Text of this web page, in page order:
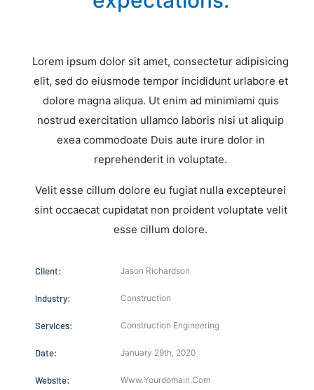
Lorem ipsum dolor sit amet, consectetur adipisicing
elit, sed do eiusmode tempor incididunt urlabore et
dolore magna aliqua. Ut enim ad minimiami quis
nostrud exercitation ullamco laboris nisi ut aliquip
exea commodoate Duis aute irure dolor in
reprehenderit in voluptate.
Velit esse cillum dolore eu fugiat nulla excepteurei
sint occaecat cupidatat non proident voluptate velit
esse cillum dolore.
Client:
Industry:
Services:
Date:
Website:
Jason Richardson
Construction
Construction Engineering
January 29th, 2020
Www.yourdomain.com